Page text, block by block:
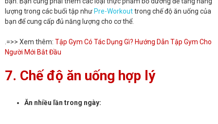
lượng trong các buổi tập như Pre-Workouttrong chế độ ăn uống của
bạn để cung cấp đủ năng lượng cho cơ thể.
.=>> Xem thêm: Tập Gym Có Tác Dụng Gì? Hướng Dẫn Tập Gym Cho
Người Mới Bắt Đầu
7. Chế độ ăn uống hợp lý
Ăn nhiều lần trong ngày: